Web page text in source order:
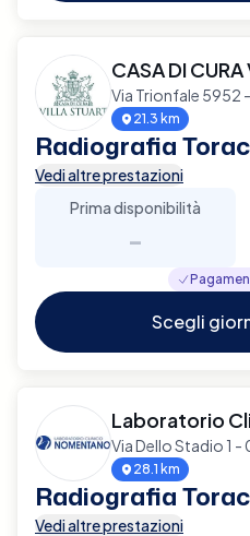
CASA DI CURA
Via Trionfale 5952
21.3 km
Radiografia
Vedi altre prestazioni
Prima disponibilità
-
Scegli
Laboratorio
Via Dello Stadio 1
28.1 km
Radiografia
Vedi altre prestazioni